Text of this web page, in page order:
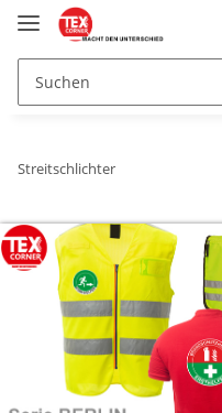
Streitschlichter